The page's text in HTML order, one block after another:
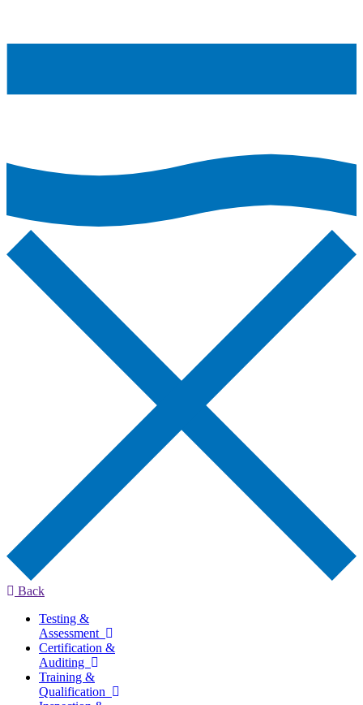
Back
Testing &
Assessment
Certification &
Auditing
Training &
Qualification